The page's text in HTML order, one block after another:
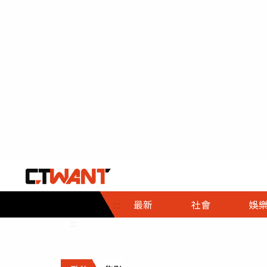
::: 最新 社會
社會首頁
時事
調查
娛樂
娛樂首頁
即時
財經首頁
熱線
政